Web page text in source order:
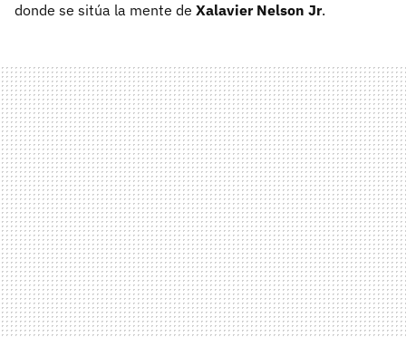
donde se sitúa la mente de Xalavier Nelson Jr.